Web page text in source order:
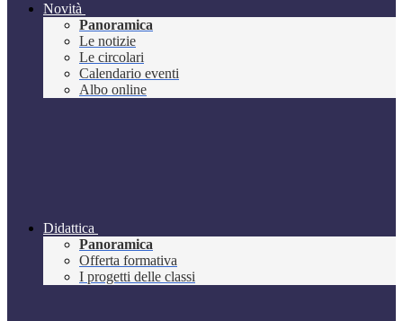
Novità
Panoramica
Le notizie
Le circolari
Calendario eventi
Albo online
Didattica
Panoramica
Offerta formativa
I progetti delle classi